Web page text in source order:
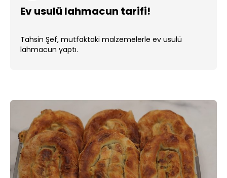
Ev usulü lahmacun tarifi!
Tahsin Şef, mutfaktaki malzemelerle ev usulü
lahmacun yaptı.